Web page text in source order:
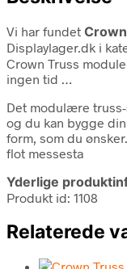
Vi har fundet
Displaylager.dk i
Crown Truss
ingen tid …
Det modulære
og du kan bygge
form, som du
flot messesta
Yderlige
Produkt id: 1108
Relaterede